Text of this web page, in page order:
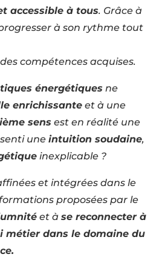
accessible à tous. Grâce à
à son rythme tout
compétences acquises.
énergétiques ne
enrichissante et à une
sensest en réalité une
une intuition soudaine,
inexplicable ?
et intégrées dans le
proposées par le
et à se reconnecter à
métier dans le domaine du